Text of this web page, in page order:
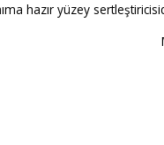
hazır yüzey